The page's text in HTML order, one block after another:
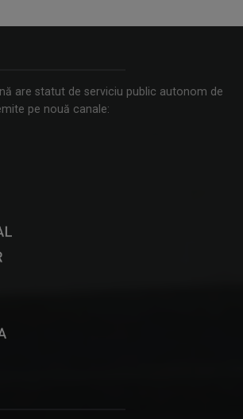
fermierilor, dar ...
a făcut anchete ...
are statut de serviciu public autonom de
pe nouă canale: